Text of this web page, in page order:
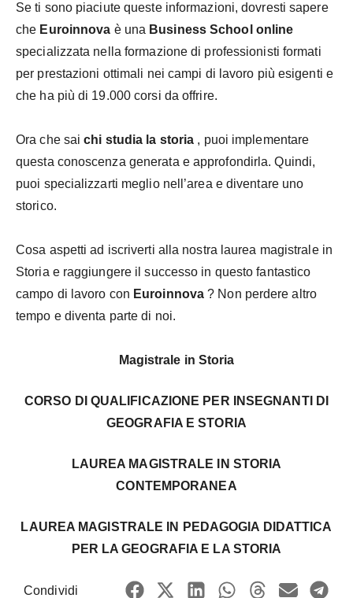
Se ti sono piaciute queste informazioni, dovresti sapere
che Euroinnova è una Business School online
specializzata nella formazione di professionisti formati
per prestazioni ottimali nei campi di lavoro più esigenti e
che ha più di 19.000 corsi da offrire.
Ora che saichi studia la storia , puoi implementare
questa conoscenza generata e approfondirla. Quindi,
puoi specializzarti meglio nell’area e diventare uno
storico.
Cosa aspetti ad iscriverti alla nostra laurea magistrale in
Storia e raggiungere il successo in questo fantastico
campo di lavoro con Euroinnova ? Non perdere altro
tempo e diventa parte di noi.
Magistrale in Storia
CORSO DI QUALIFICAZIONE PER INSEGNANTI DI
GEOGRAFIA E STORIA
LAUREA MAGISTRALE IN STORIA
CONTEMPORANEA
LAUREA MAGISTRALE IN PEDAGOGIA DIDATTICA
PER LA GEOGRAFIA E LA STORIA
Condividi